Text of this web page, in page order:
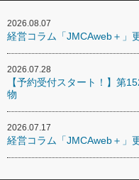
2026.08.07
経営コラム「JMCAweb＋」
2026.07.28
【予約受付スタート！】第
物
2026.07.17
経営コラム「JMCAweb＋」